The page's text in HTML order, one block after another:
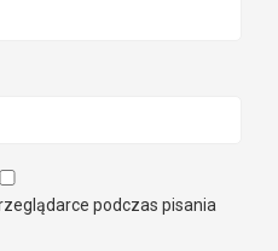
podczas pisania